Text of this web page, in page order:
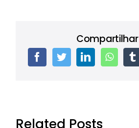
Compartilhar
Related Posts